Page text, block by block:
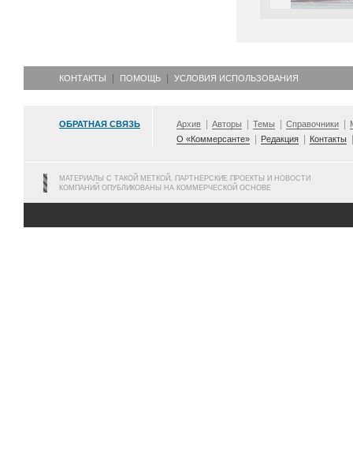
КОНТАКТЫ ПОМОЩЬ УСЛОВИЯ ИСПОЛЬЗОВАНИЯ
ОБРАТНАЯ СВЯЗЬ Архив Авторы Темы Справочники
О «Коммерсанте»
Редакция Контакты
МАТЕРИАЛЫ С ТАКОЙ МЕТКОЙ, ПАРТНЕРСКИЕ ПРОЕКТЫ И НОВОСТИ
КОМПАНИЙ ОПУБЛИКОВАНЫ НА КОММЕРЧЕСКОЙ ОСНОВЕ